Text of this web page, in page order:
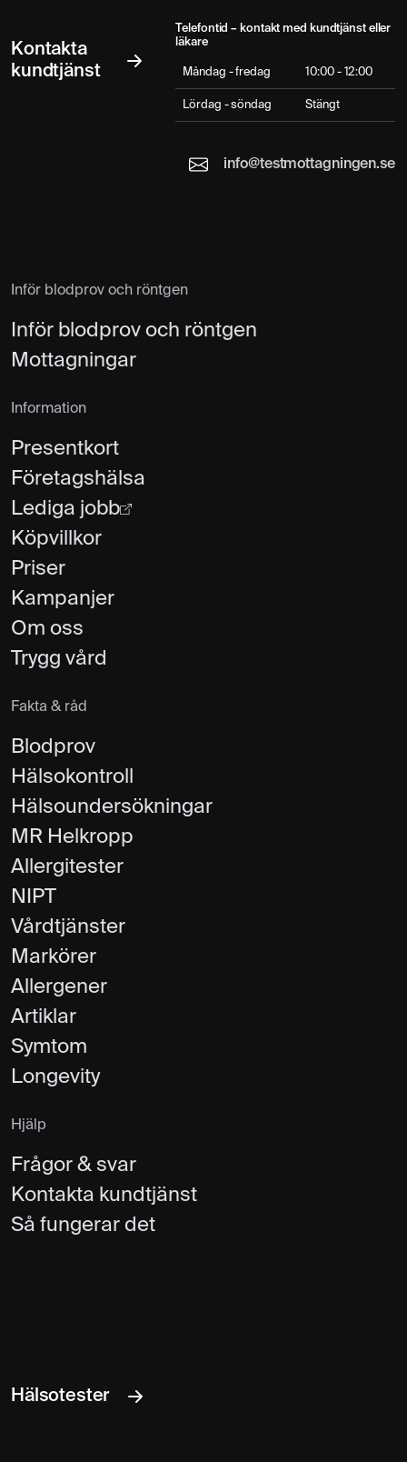
Kontakta
kundtjänst
Telefontid – kontakt med kundtjänst eller
läkare
Måndag - fredag 10:00 - 12:00
Lördag - söndag Stängt
info@testmottagningen.se
Inför blodprov och röntgen
Inför blodprov och röntgen
Mottagningar
Information
Presentkort
Företagshälsa
Lediga jobb
Köpvillkor
Priser
Kampanjer
Om oss
Trygg vård
Fakta & råd
Blodprov
Hälsokontroll
Hälsoundersökningar
MR Helkropp
Allergitester
NIPT
Vårdtjänster
Markörer
Allergener
Artiklar
Symtom
Longevity
Hjälp
Frågor & svar
Kontakta kundtjänst
Så fungerar det
Hälsotester